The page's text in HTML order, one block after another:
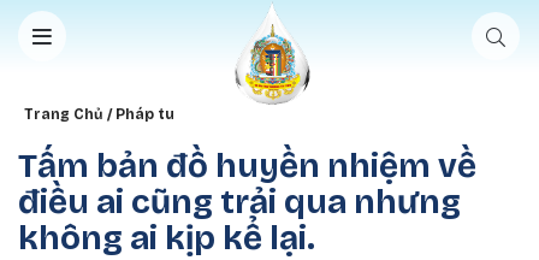
Nhảy đến nội dung
Breadcrumb
Trang Chủ Pháp tu
Tấm bản đồ huyền nhiệm về
điều ai cũng trải qua nhưng
không ai kịp kể lại.